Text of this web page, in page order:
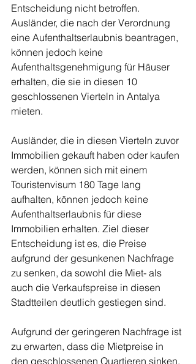
Entscheidung nicht betroffen.
Ausländer, die nach der Verordnung
eine Aufenthaltserlaubnis beantragen,
können jedoch keine
Aufenthaltsgenehmigung für Häuser
erhalten, die sie in diesen 10
geschlossenen Vierteln in Antalya
mieten.
Ausländer, die in diesen Vierteln zuvor
Immobilien gekauft haben oder kaufen
werden, können sich mit einem
Touristenvisum 180 Tage lang
aufhalten, können jedoch keine
Aufenthaltserlaubnis für diese
Immobilien erhalten. Ziel dieser
Entscheidung ist es, die Preise
aufgrund der gesunkenen Nachfrage
zu senken, da sowohl die Miet- als
auch die Verkaufspreise in diesen
Stadtteilen deutlich gestiegen sind.
Aufgrund der geringeren Nachfrage ist
zu erwarten, dass die Mietpreise in
den geschlossenen Quartieren sinken.